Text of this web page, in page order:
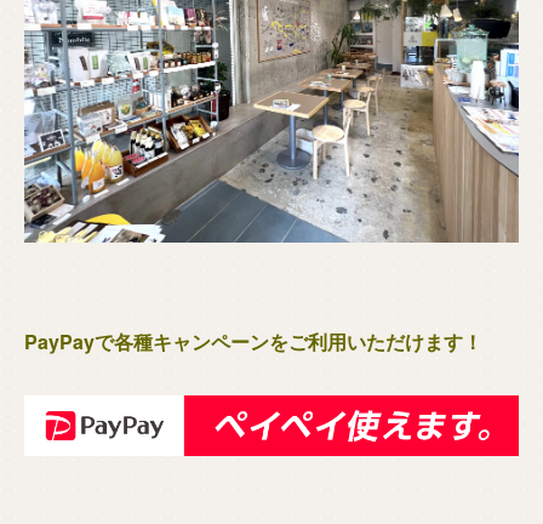
PayPayで各種キャンペーンをご利用いただけます！